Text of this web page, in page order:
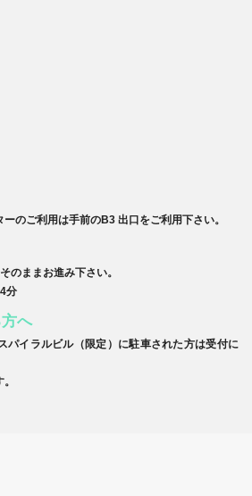
のご利用は手前のB3 出口をご利用下さい。
のままお進み下さい。
分
へ
パイラルビル（限定）に駐車された方は受付に